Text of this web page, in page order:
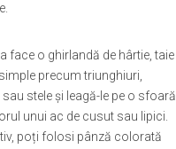
face o ghirlandă de hârtie, taie
precum triunghiuri,
stele și leagă-le pe o sfoară
unui ac de cusut sau lipici.
poți folosi pânză colorată